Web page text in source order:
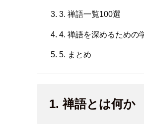
3. 禅語一覧100選
4. 禅語を深めるための
5. まとめ
1. 禅語とは何か